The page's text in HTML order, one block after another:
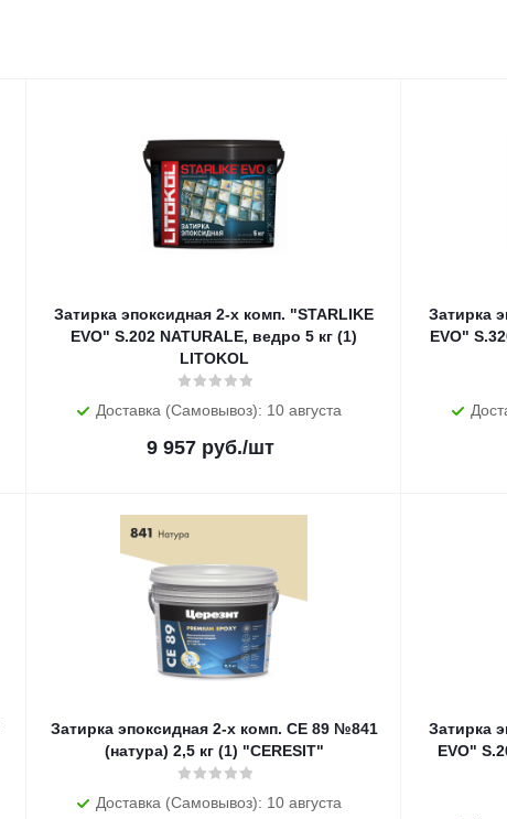
Затирка эпоксидная 2-х комп. "STARLIKE
EVO" S.202 NATURALE, ведро 5 кг (1)
LITOKOL
Доставка (Самовывоз): 10 августа
9 957руб./шт
Затирка
EVO"
Затирка эпоксидная 2-х комп. CE 89 №841
(натура) 2,5 кг (1) "CERESIT"
Доставка (Самовывоз): 10 августа
Затирка
EVO"